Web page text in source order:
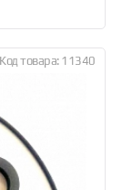
Код товара: 11340